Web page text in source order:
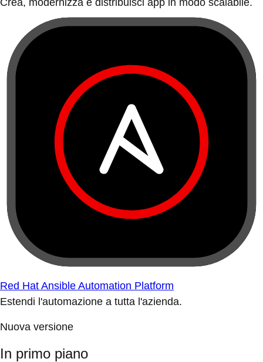
Crea, modernizza e distribuisci app in modo scalabile.
Red Hat Ansible Automation Platform
Estendi l'automazione a tutta l'azienda.
Nuova versione
In primo piano